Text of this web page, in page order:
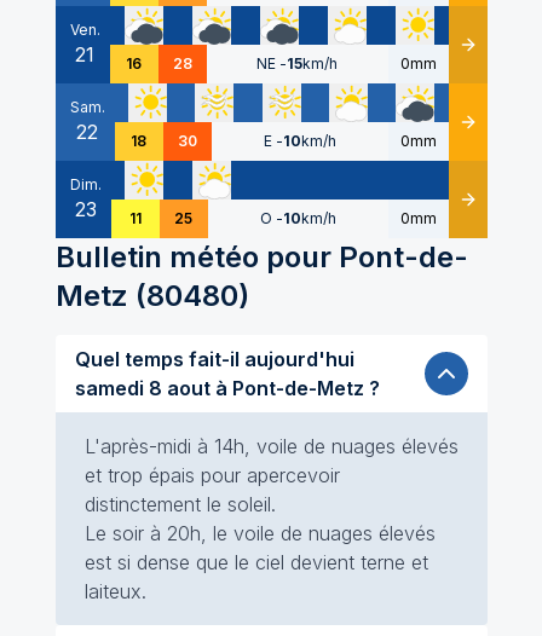
Ven.
21 16 28 NE -15km/h 0mm Détails
Sam.
22 18 30 E -10km/h 0mm Détails
Dim.
23 11 25 O -10km/h 0mm Détails
Bulletin météo pour Pont-de-
Metz (80480)
Quel temps fait-il aujourd'hui
samedi 8 aout à Pont-de-Metz ?
L'après-midi à 14h, voile de nuages élevés
et trop épais pour apercevoir
distinctement le soleil.
Le soir à 20h, le voile de nuages élevés
est si dense que le ciel devient terne et
laiteux.